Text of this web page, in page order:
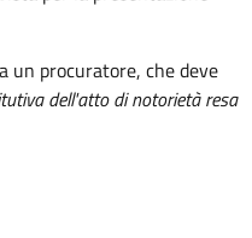
un procuratore, che deve
dell'atto di notorietà resa